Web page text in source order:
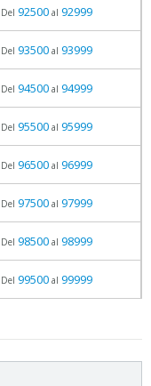
Del 92500al 92999
Del 93500al 93999
Del 94500al 94999
Del 95500al 95999
Del 96500al 96999
Del 97500al 97999
Del 98500al 98999
Del 99500al 99999